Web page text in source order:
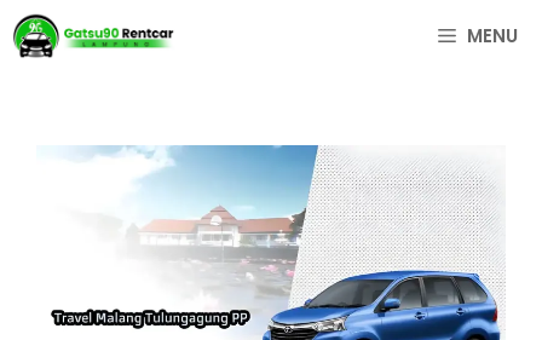
Langsung
ke
MENU